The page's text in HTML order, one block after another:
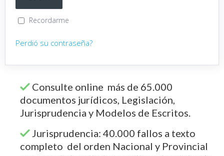
Recordarme
Perdió su contraseña?
Consulte online más de 65.000
documentos jurídicos, Legislación,
Jurisprudencia y Modelos de Escritos.
Jurisprudencia: 40.000 fallos a texto
completo del orden Nacional y Provincial